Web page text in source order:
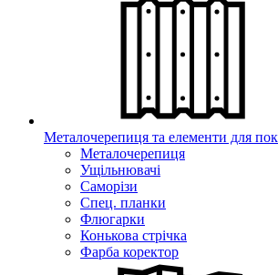
Металочерепиця та елементи для
Металочерепиця
Ущільнювачі
Саморізи
Спец. планки
Флюгарки
Конькова стрічка
Фарба коректор